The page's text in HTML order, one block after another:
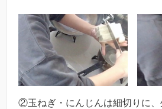
②玉ねぎ・にんじんは細切りに、